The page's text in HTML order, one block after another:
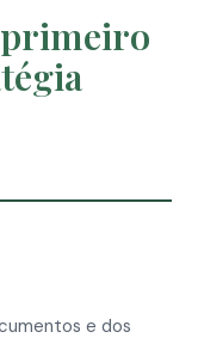
primeiro
e dos